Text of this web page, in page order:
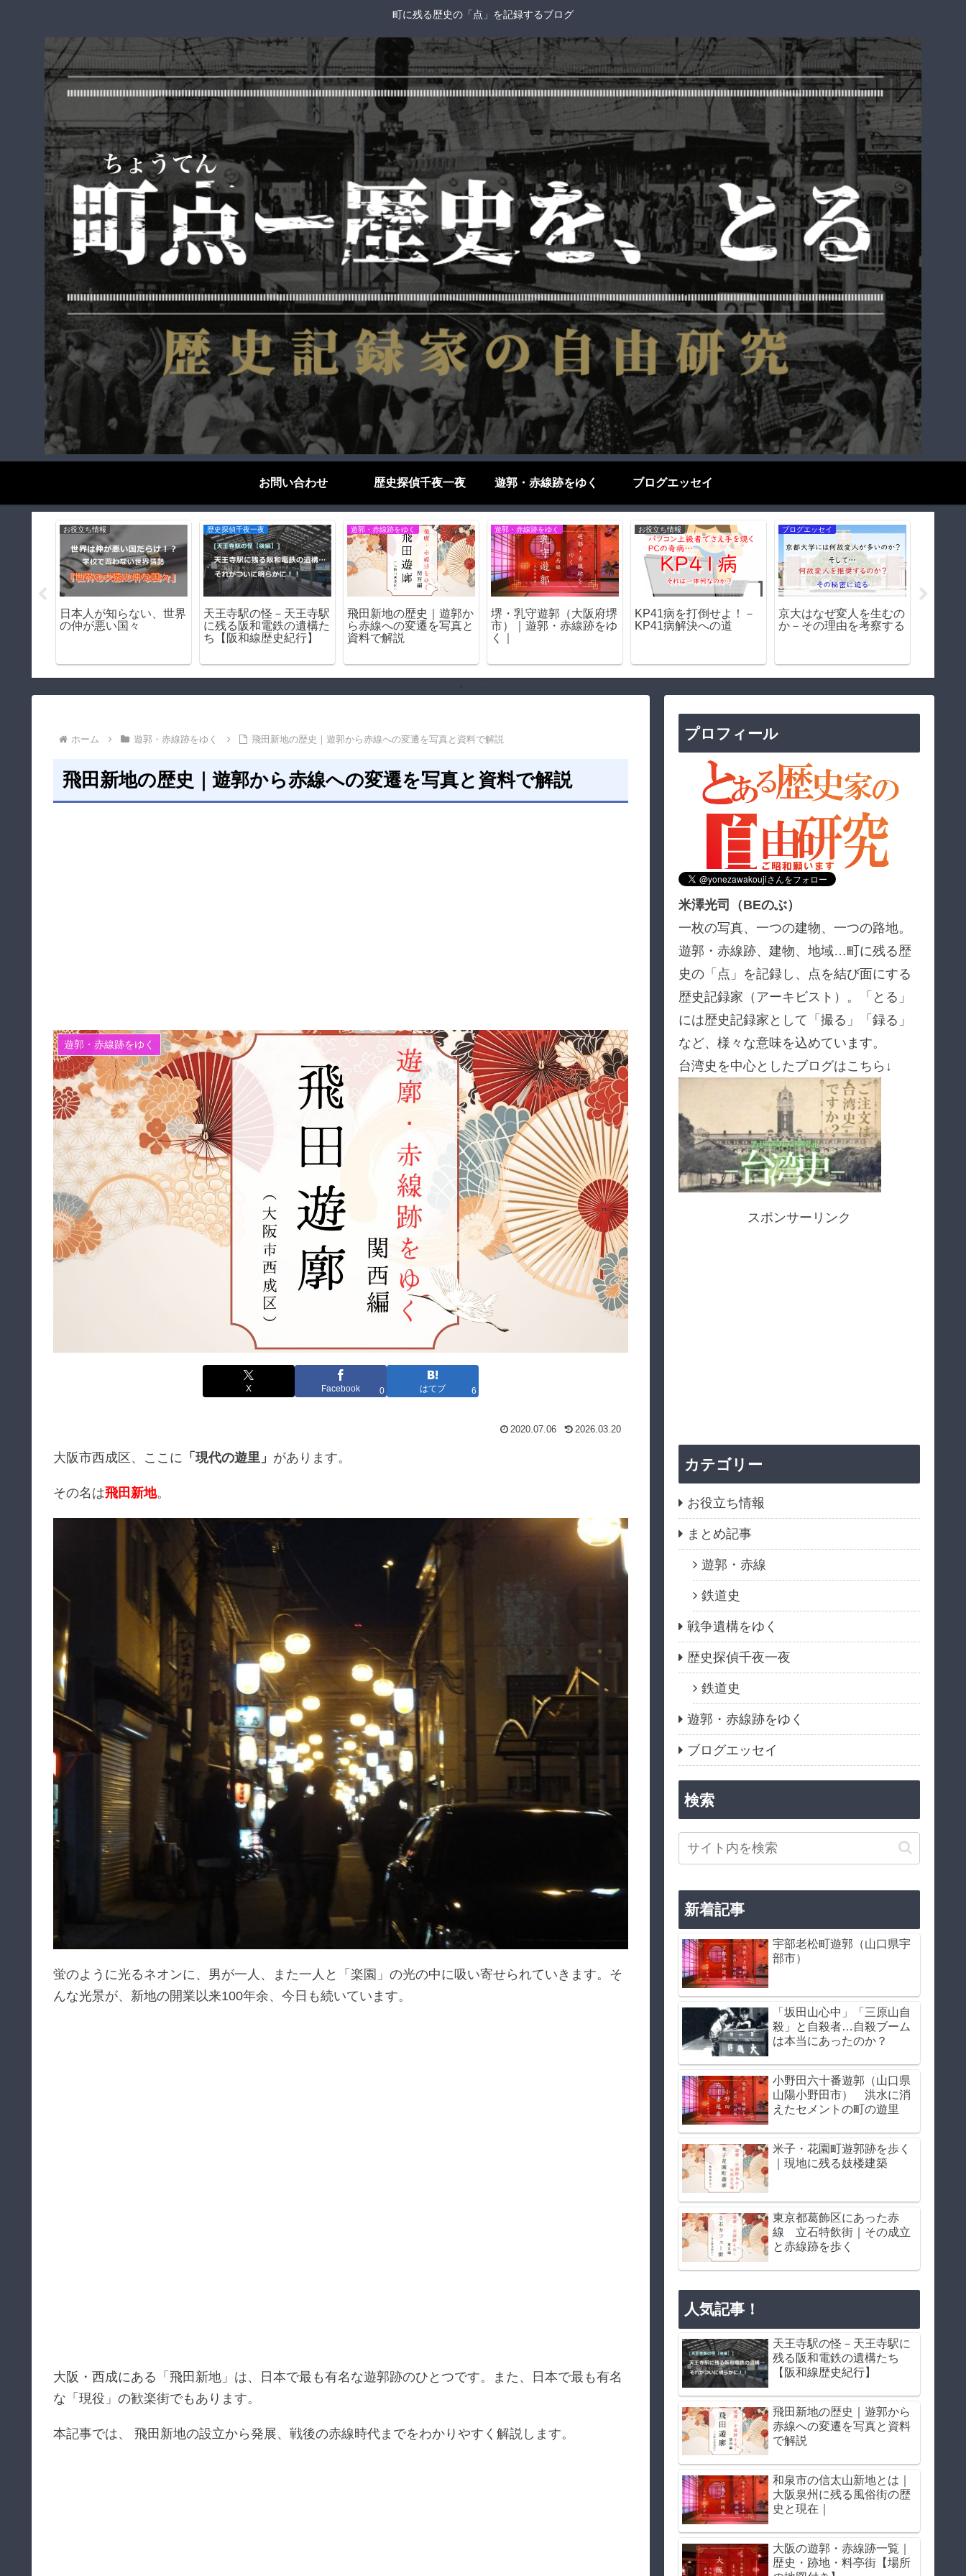
町に残る歴史の「点」を記録するブログ
お問い合わせ 歴史探偵千夜一夜 遊郭・赤線跡をゆく ブログエッセイ
歴史探偵千夜一夜
【前編】『火垂るの墓』
を冷酷に時代考証してみ
ブログエッセイ
禁煙2ヶ月達成したから
言える！禁煙のメリット
＆デメリット
ブログエッセイ
あの会社が…倒産して今
はないゲーム会社たち
遊郭・赤線跡をゆく
松島遊郭（大阪市西区）
｜松島新地の母体となっ
た日本最大級の遊里の歴
歴史探偵千夜一夜
『千と千尋の神隠し』を
遊里史の視点から考察す
遊郭・赤線跡をゆく
東京・玉の井の歴史｜遊
郭ではない！日本最大の
ホーム 遊郭・赤線跡をゆく 飛田新地の歴史｜遊郭から赤線への変遷を写真と資料で解説
飛田新地の歴史｜遊郭から赤線への変遷を写真と資料で解説
遊郭・赤線跡をゆく
X Facebook 0 はてブ 6
2020.07.06 2026.03.20
大阪市西成区、ここに 「現代の遊里」 があります。
その名は飛田新地。
蛍のように光るネオンに、男が一人、また一人と「楽園」の光の中に吸い寄せられていきます。そ
んな光景が、新地の開業以来100年余、今日も続いています。
大阪・西成にある「飛田新地」は、日本で最も有名な遊郭跡のひとつです。また、日本で最も有名
な「現役」の歓楽街でもあります。
本記事では、 飛田新地の設立から発展、戦後の赤線時代までをわかりやすく解説します。
プロフィール
米澤光司（BEのぶ）
一枚の写真、一つの建物、一つの路地。
遊郭・赤線跡、建物、地域…町に残る歴
史の「点」を記録し、点を結び面にする
歴史記録家（アーキビスト）。「とる」
には歴史記録家として「撮る」「録る」
など、様々な意味を込めています。
台湾史を中心としたブログはこちら↓
スポンサーリンク
カテゴリー
お役立ち情報
まとめ記事
遊郭・赤線
鉄道史
戦争遺構をゆく
歴史探偵千夜一夜
鉄道史
遊郭・赤線跡をゆく
ブログエッセイ
検索
新着記事
宇部老松町遊郭（山口県宇
部市）
「坂田山心中」「三原山自
殺」と自殺者…自殺ブーム
は本当にあったのか？
小野田六十番遊郭（山口県
山陽小野田市） 洪水に消
えたセメントの町の遊里
米子・花園町遊郭跡を歩く
｜現地に残る妓楼建築
東京都葛飾区にあった赤
線 立石特飲街｜その成立
と赤線跡を歩く
人気記事！
天王寺駅の怪－天王寺駅に
残る阪和電鉄の遺構たち
【阪和線歴史紀行】
飛田新地の歴史｜遊郭から
赤線への変遷を写真と資料
で解説
和泉市の信太山新地とは｜
大阪泉州に残る風俗街の歴
史と現在｜
大阪の遊郭・赤線跡一覧｜
歴史・跡地・料亭街【場所